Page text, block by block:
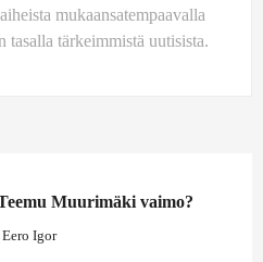
mukaansatempaavalla
tärkeimmistä uutisista.
Muurimäki vaimo?
Eero Igor